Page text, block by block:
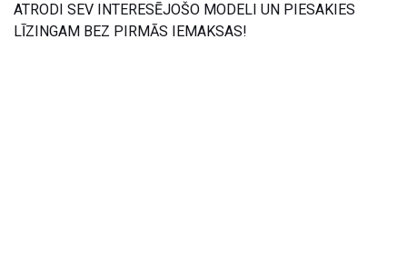
ATRODI SEV INTERESĒJOŠO MODELI UN PIESAKIES
LĪZINGAM BEZ PIRMĀS IEMAKSAS!